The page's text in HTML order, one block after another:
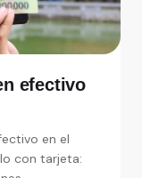
efectivo
en el
con tarjeta: